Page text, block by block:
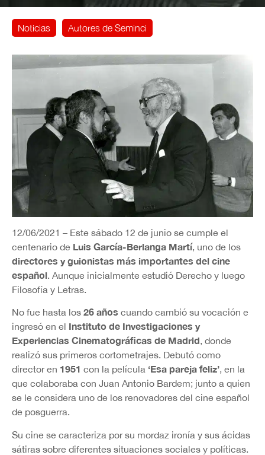
Noticias Autores de Seminci
12/06/2021 – Este sábado 12 de junio se cumple el
centenario de Luis García-Berlanga Martí, uno de los
directores y guionistas más importantes del cine
español. Aunque inicialmente estudió Derecho y luego
Filosofía y Letras.
No fue hasta los 26 años cuando cambió su vocación e
ingresó en el Instituto de Investigaciones y
Experiencias Cinematográficas de Madrid, donde
realizó sus primeros cortometrajes. Debutó como
director en 1951 con la película ‘Esa pareja feliz’, en la
que colaboraba con Juan Antonio Bardem; junto a quien
se le considera uno de los renovadores del cine español
de posguerra.
Su cine se caracteriza por su mordaz ironía y sus ácidas
sátiras sobre diferentes situaciones sociales y políticas.